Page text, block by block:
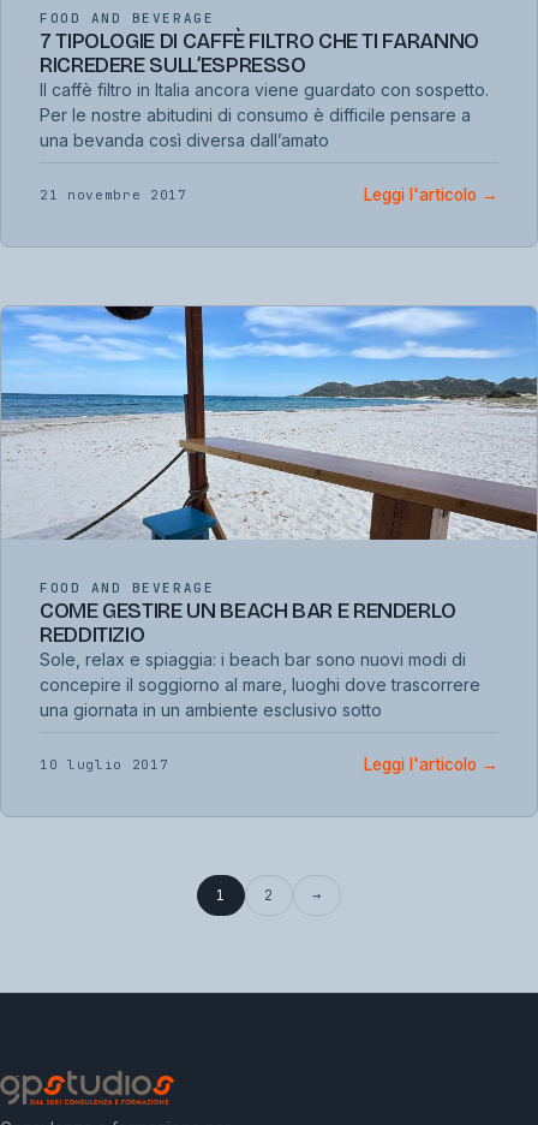
FOOD AND BEVERAGE
7 TIPOLOGIE DI CAFFÈ FILTRO CHE TI FARANNO
RICREDERE SULL’ESPRESSO
Il caffè filtro in Italia ancora viene guardato con sospetto.
Per le nostre abitudini di consumo è difficile pensare a
una bevanda così diversa dall’amato
21 novembre 2017 Leggi l'articolo →
FOOD AND BEVERAGE
COME GESTIRE UN BEACH BAR E RENDERLO
REDDITIZIO
Sole, relax e spiaggia: i beach bar sono nuovi modi di
concepire il soggiorno al mare, luoghi dove trascorrere
una giornata in un ambiente esclusivo sotto
10 luglio 2017 Leggi l'articolo →
1 2 →